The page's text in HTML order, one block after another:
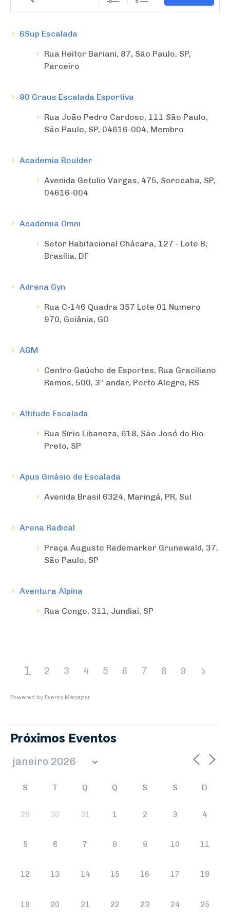
6Sup Escalada
Rua Heitor Bariani, 87, São Paulo, SP,
Parceiro
90 Graus Escalada Esportiva
Rua João Pedro Cardoso, 111 São Paulo,
São Paulo, SP, 04616-004, Membro
Academia Boulder
Avenida Getulio Vargas, 475, Sorocaba, SP,
04616-004
Academia Omni
Setor Habitacional Chácara, 127 - Lote B,
Brasília, DF
Adrena Gyn
Rua C-146 Quadra 357 Lote 01 Numero
970, Goiânia, GO
AGM
Centro Gaúcho de Esportes, Rua Graciliano
Ramos, 500, 3º andar, Porto Alegre, RS
Altitude Escalada
Rua Sírio Libaneza, 618, São José do Rio
Preto, SP
Apus Ginásio de Escalada
Avenida Brasil 6324, Maringá, PR, Sul
Arena Radical
Praça Augusto Rademarker Grunewald, 37,
São Paulo, SP
Aventura Alpina
Rua Congo, 311, Jundiaí, SP
1 2 3 4 5 6 7 8 9
Powered by Events Manager
Próximos Eventos
S T Q Q S S D
29 30 31 1 2 3 4
5 6 7 8 9 10 11
12 13 14 15 16 17 18
19 20 21 22 23 24 25